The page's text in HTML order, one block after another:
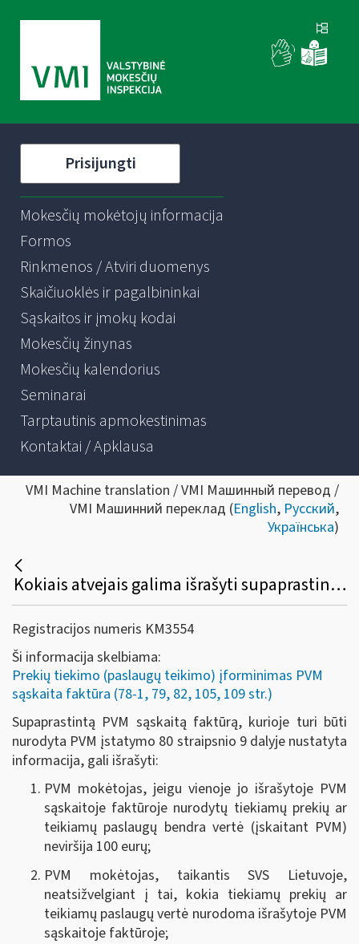
Prisijungti
Mokesčių mokėtojų informacija
Formos
Rinkmenos / Atviri duomenys
Skaičiuoklės ir pagalbininkai
Sąskaitos ir įmokų kodai
Mokesčių žinynas
Mokesčių kalendorius
Seminarai
Tarptautinis apmokestinimas
Kontaktai / Apklausa
VMI Machine translation / VMI Машинный перевод /
VMI Машинний переклад (English, Русский,
Українська)
Kokiais atvejais galima išrašyti supaprastintą PVM sąskaitą faktūrą?
Registracijos numeris KM3554
Ši informacija skelbiama:
Prekių tiekimo (paslaugų teikimo) įforminimas PVM
sąskaita faktūra (78-1, 79, 82, 105, 109 str.)
Supaprastintą PVM sąskaitą faktūrą, kurioje turi būti
nurodyta PVM įstatymo 80 straipsnio 9 dalyje nustatyta
informacija, gali išrašyti:
PVM mokėtojas, jeigu vienoje jo išrašytoje PVM
sąskaitoje faktūroje nurodytų tiekiamų prekių ar
teikiamų paslaugų bendra vertė (įskaitant PVM)
neviršija 100 eurų;
PVM mokėtojas, taikantis SVS Lietuvoje,
neatsižvelgiant į tai, kokia tiekiamų prekių ar
teikiamų paslaugų vertė nurodoma išrašytoje PVM
sąskaitoje faktūroje;